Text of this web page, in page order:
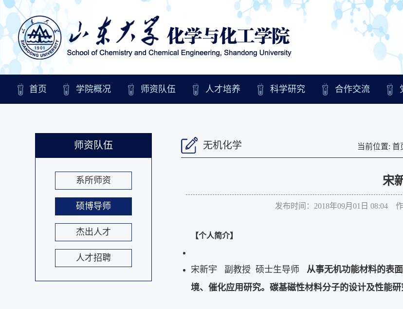
首页 学院概况 师资队伍 人才培养 科学研究 合作交流
师资队伍
系所师资
硕博导师
杰出人才
人才招聘
无机化学 当前位置: 首
宋
发布时间：2018年09月01日 08:04
【个人简介】
宋新宇 副教授 硕士生导师 从事无机功能材料的表
境、催化应用研究。碳基磁性材料分子的设计及性能研